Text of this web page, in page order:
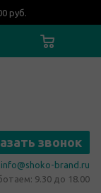
руб.
звонок
info@shoko-brand.ru
9.30 до 18.00